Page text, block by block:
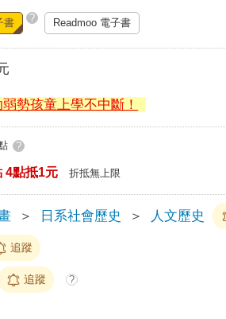
書 ? Readmoo 電子書
勢孩童上學不中斷！
?
4點抵1元 折抵無上限
＞ 日系社會歷史 ＞ 人文歷史
追蹤
追蹤 ?